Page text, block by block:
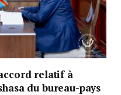
relatif à
du bureau-pays